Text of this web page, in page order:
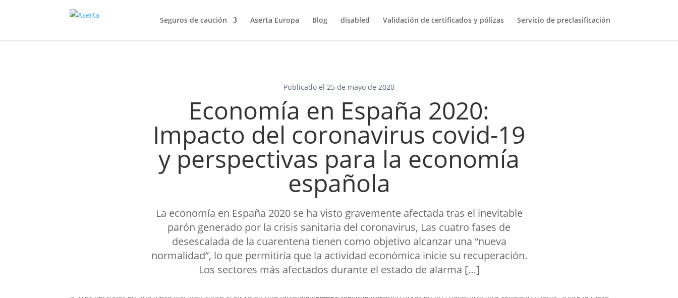
Seguros de caución Aserta Europa Blog disabled Validación de certificados y pólizas Servicio de preclasificación
Publicado el 25 de mayo de 2020
Economía en España 2020:
Impacto del coronavirus covid-19
y perspectivas para la economía
española
La economía en España 2020 se ha visto gravemente afectada tras el inevitable
parón generado por la crisis sanitaria del coronavirus, Las cuatro fases de
desescalada de la cuarentena tienen como objetivo alcanzar una “nueva
normalidad”, lo que permitiría que la actividad económica inicie su recuperación.
Los sectores más afectados durante el estado de alarma […]